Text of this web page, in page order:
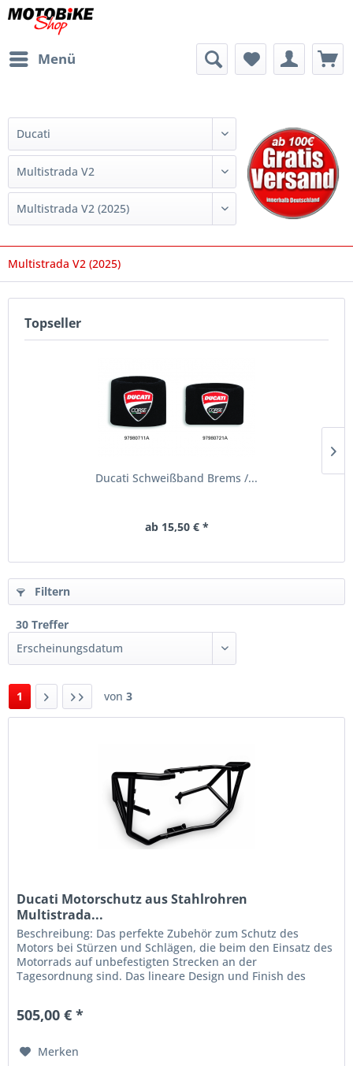
Menü
Multistrada V2 (2025)
Topseller
Ducati Schweißband Brems /...
ab 15,50 € *
Filtern
30 Treffer
1 von 3
Ducati Motorschutz aus Stahlrohren
Multistrada...
Beschreibung: Das perfekte Zubehör zum Schutz des
Motors bei Stürzen und Schlägen, die beim den Einsatz des
Motorrads auf unbefestigten Strecken an der
Tagesordnung sind. Das lineare Design und Finish des
505,00 € *
Merken